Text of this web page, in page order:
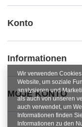
Konto
Informationen
MOJE KONTO
Wir verwenden
Website, um soziale
analysieren und
als auch von unseren
auch verwendet, um
Informationen finden
Informationen zu den